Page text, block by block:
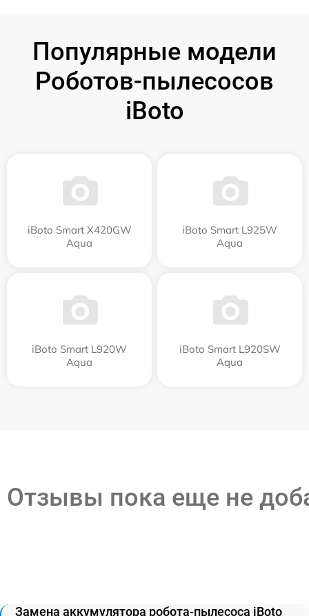
Популярные модели
Роботов-пылесосов
iBoto
iBoto Smart Х420GW
Aqua
iBoto Smart L925W
Aqua
iBoto Smart L920W
Aqua
iBoto Smart L920SW
Aqua
Отзывы пока еще не
Замена аккумулятора робота-пылесоса iBoto